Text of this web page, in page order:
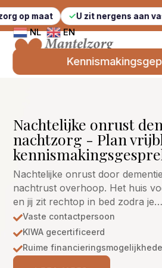
U zit nergens aan vast
NL EN
Nachtelijke onrust
nachtzorg - Plan
Nachtelijke onrust door
nachtrust overhoop. Het huis
en jij zit rechtop in bed zodra je…
Vaste contactpersoon
KIWA gecertificeerd
Ruime